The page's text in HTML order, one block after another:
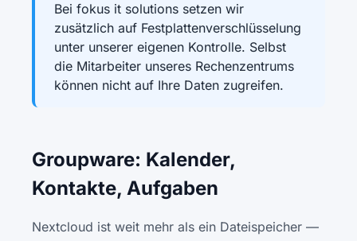
Bei fokus it solutions setzen wir
zusätzlich auf Festplattenverschlüsselung
unter unserer eigenen Kontrolle. Selbst
die Mitarbeiter unseres Rechenzentrums
können nicht auf Ihre Daten zugreifen.
Groupware: Kalender,
Kontakte, Aufgaben
Nextcloud ist weit mehr als ein Dateispeicher —